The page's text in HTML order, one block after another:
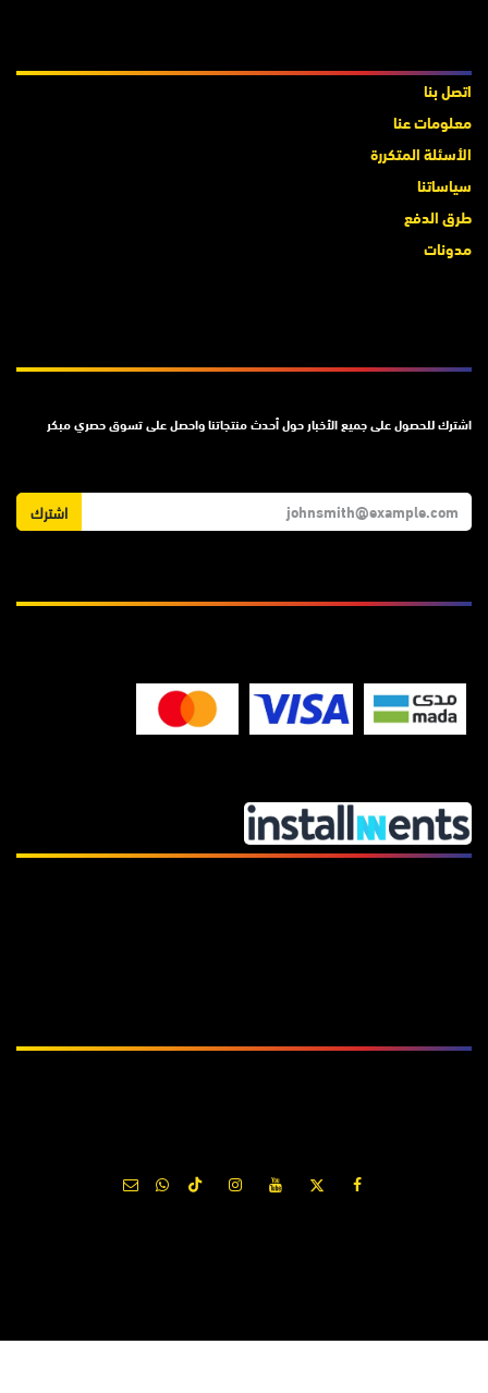
اشترك للحصول على جميع الأخبار حول أحدث منتجاتنا واحصل على تسوق حصري مبكر
اشترك
اتصل بنا
معلومات عنا
الأسئلة المتكررة
سياساتنا
طرق الدفع
مدونات